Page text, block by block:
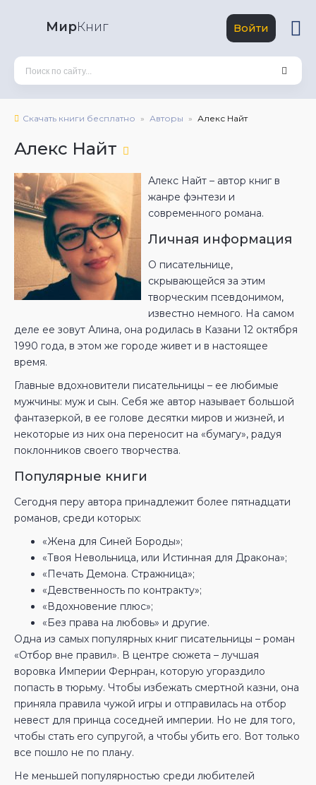
МирКниг Войти
Скачать книги бесплатно Авторы Алекс Найт
Алекс Найт
Алекс Найт – автор книг в
жанре фэнтези и
современного романа.
Личная информация
О писательнице,
скрывающейся за этим
творческим псевдонимом,
известно немного. На самом
деле ее зовут Алина, она родилась в Казани 12 октября
1990 года, в этом же городе живет и в настоящее
время.
Главные вдохновители писательницы – ее любимые
мужчины: муж и сын. Себя же автор называет большой
фантазеркой, в ее голове десятки миров и жизней, и
некоторые из них она переносит на «бумагу», радуя
поклонников своего творчества.
Популярные книги
Сегодня перу автора принадлежит более пятнадцати
романов, среди которых:
«Жена для Синей Бороды»;
«Твоя Невольница, или Истинная для Дракона»;
«Печать Демона. Стражница»;
«Девственность по контракту»;
«Вдохновение плюс»;
«Без права на любовь» и другие.
Одна из самых популярных книг писательницы – роман
«Отбор вне правил». В центре сюжета – лучшая
воровка Империи Фернран, которую угораздило
попасть в тюрьму. Чтобы избежать смертной казни, она
приняла правила чужой игры и отправилась на отбор
невест для принца соседней империи. Но не для того,
чтобы стать его супругой, а чтобы убить его. Вот только
все пошло не по плану.
Не меньшей популярностью среди любителей